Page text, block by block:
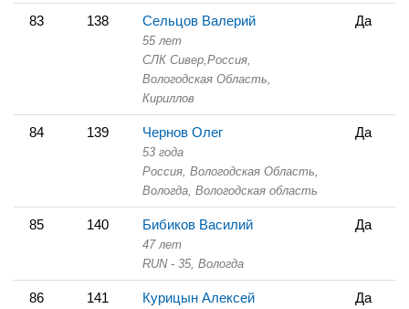
83 138 Сельцов Валерий
55 лет
СЛК Сивер, Россия,
Вологодская Область,
Кириллов
Да
84 139 Чернов Олег
53 года
Россия, Вологодская Область,
Вологда, Вологодская область
Да
85 140 Бибиков Василий
47 лет
RUN - 35, Вологда
Да
86 141 Курицын Алексей Да